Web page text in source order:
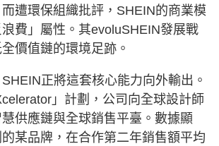
遭環保組織批評，SHEIN的商業模
費」屬性。其evoluSHEIN發展戰
價值鏈的環境足跡。
正將這套核心能力向外輸出。
」計劃，公司向全球設計師
供應鏈與全球銷售平臺。數據顯
某品牌，在合作第二年銷售額平均